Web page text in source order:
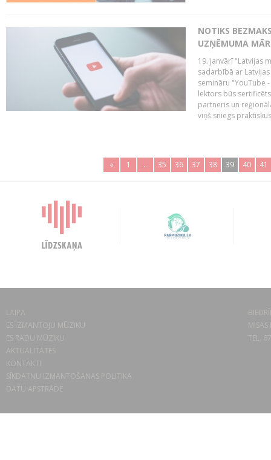
NOTIKS
UZŅĒMUMA
19. janvārī "Latvijas
sadarbībā ar
semināru "YouTube
lektors būs
partneris un
viņš sniegs
« 1 .. 35 36 37 38 39 40 41
LAIPA
ES IZMANTOJU MŪZIKU
ES RADU MŪZIKU
AKTUALITĀTES
KONTAKTI
SĪKDATŅU IZMANTOŠANAS POLITIKA
DATU APSTRĀDE
TEL.